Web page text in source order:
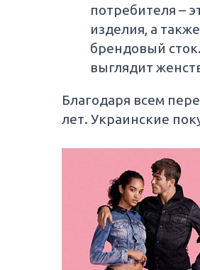
потребителя –
изделия, а
брендовый
выглядит
Благодаря всем
лет. Украинские